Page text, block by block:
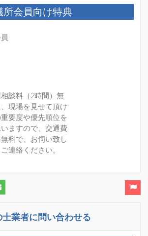
会員向け特典
談料（2時間）無
現場を見せて頂け
要度や優先順位を
ますので、交通費
料で、お伺い致し
連絡ください。
士業者に問い合わせる